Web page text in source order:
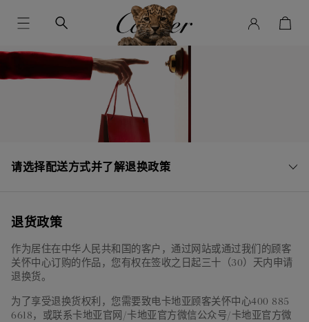
请选择配送方式并了解退换政策
配送交货期及费用
订单追踪查询
退货政策
作为居住在中华人民共和国的客户，通过网站或通过我们的顾客
关怀中心订购的作品，您有权在签收之日起三十（30）天内申请
退换货。
为了享受退换货权利，您需要致电卡地亚顾客关怀中心400 885
6618，或联系卡地亚官网/卡地亚官方微信公众号/卡地亚官方微